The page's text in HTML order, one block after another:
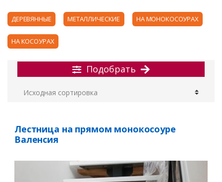
ДЕРЕВЯННЫЕ МЕТАЛЛИЧЕСКИЕ НА МОНОКОСОУРАХ
НА КОСОУРАХ
Подобрать
Лестница на прямом монокосоуре
Валенсия